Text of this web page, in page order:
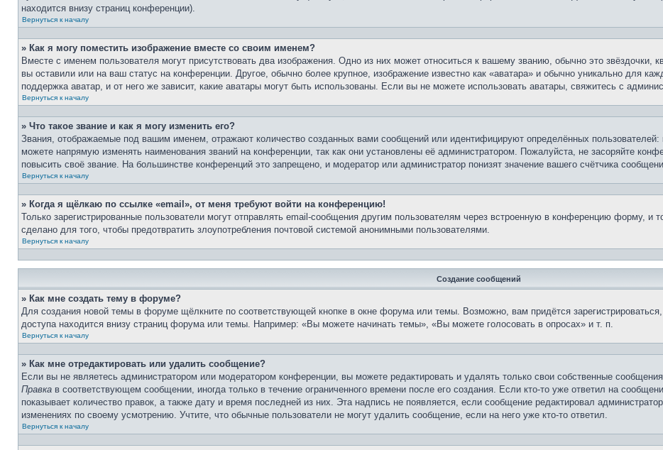
находится внизу страниц конференции).
Вернуться к началу
» Как я могу поместить изображение вместе со своим именем?
Вместе с именем пользователя могут присутствовать два изображения. Одно из них может относиться к вашему званию, обычно это звёздочки,
вы оставили или на ваш статус на конференции. Другое, обычно более крупное, изображение известно как «аватара» и обычно уникально для
поддержка аватар, и от него же зависит, какие аватары могут быть использованы. Если вы не можете использовать аватары, свяжитесь с
Вернуться к началу
» Что такое звание и как я могу изменить его?
Звания, отображаемые под вашим именем, отражают количество созданных вами сообщений или идентифицируют определённых
можете напрямую изменять наименования званий на конференции, так как они установлены её администратором. Пожалуйста, не засоряйте
повысить своё звание. На большинстве конференций это запрещено, и модератор или администратор понизят значение вашего счётчика
Вернуться к началу
» Когда я щёлкаю по ссылке «email», от меня требуют войти на конференцию!
Только зарегистрированные пользователи могут отправлять email-сообщения другим пользователям через встроенную в конференцию форму, и
сделано для того, чтобы предотвратить злоупотребления почтовой системой анонимными пользователями.
Вернуться к началу
Создание сообщений
» Как мне создать тему в форуме?
Для создания новой темы в форуме щёлкните по соответствующей кнопке в окне форума или темы. Возможно, вам придётся
доступа находится внизу страниц форума или темы. Например: «Вы можете начинать темы», «Вы можете голосовать в опросах» и т. п.
Вернуться к началу
» Как мне отредактировать или удалить сообщение?
Если вы не являетесь администратором или модератором конференции, вы можете редактировать и удалять только свои собственные
Правка в соответствующем сообщении, иногда только в течение ограниченного времени после его создания. Если кто-то уже ответил на
показывает количество правок, а также дату и время последней из них. Эта надпись не появляется, если сообщение редактировал
изменениях по своему усмотрению. Учтите, что обычные пользователи не могут удалить сообщение, если на него уже кто-то ответил.
Вернуться к началу